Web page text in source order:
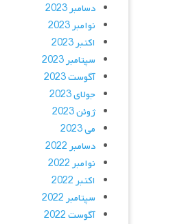
دسامبر 2023
نوامبر 2023
اکتبر 2023
سپتامبر 2023
آگوست 2023
جولای 2023
ژوئن 2023
می 2023
دسامبر 2022
نوامبر 2022
اکتبر 2022
سپتامبر 2022
آگوست 2022